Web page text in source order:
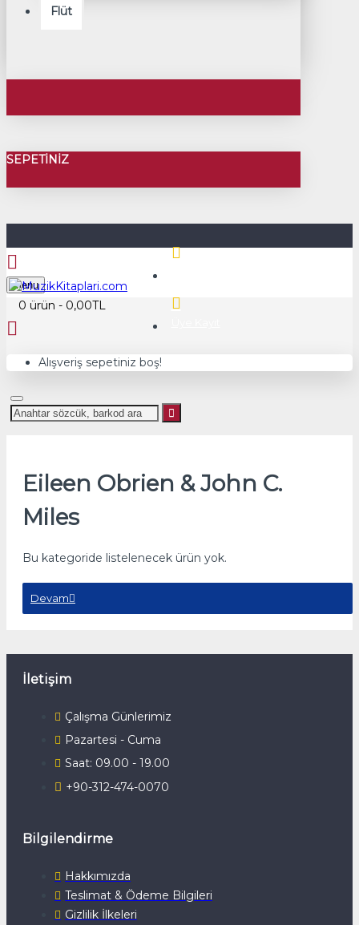
Flüt
SEPETINIZ
Menu
0 ürün - 0,00TL
Alışveriş sepetiniz boş!
Eileen Obrien & John C.
Miles
Bu kategoride listelenecek ürün yok.
Devam
İletişim
Çalışma Günlerimiz
Pazartesi - Cuma
Saat: 09.00 - 19.00
+90-312-474-0070
Bilgilendirme
Hakkımızda
Teslimat & Ödeme Bilgileri
Gizlilik İlkeleri